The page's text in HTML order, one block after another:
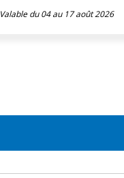
Valable du 04 au 17 août 2026